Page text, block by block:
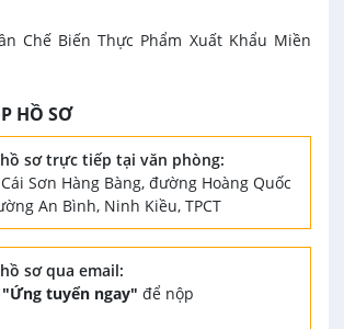
Chế Biến Thực Phẩm Xuất Khẩu Miền
HỒ SƠ
sơ trực tiếp tại văn phòng:
Sơn Hàng Bàng, đường Hoàng Quốc
An Bình, Ninh Kiều, TPCT
sơ qua email:
"Ứng tuyển ngay" để nộp